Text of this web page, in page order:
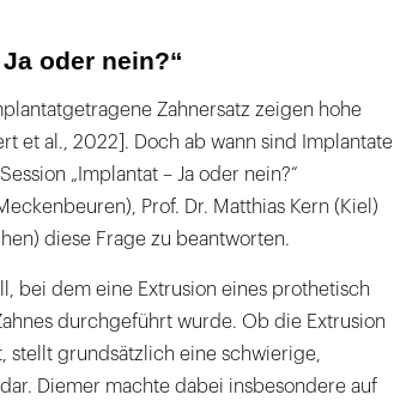
oder nein?“
Zahnersatz zeigen hohe
et al., 2022]. Doch ab wann sind Implantate
„Implantat – Ja oder nein?“
Prof. Dr. Matthias Kern (Kiel)
diese Frage zu beantworten.
bei dem eine Extrusion eines prothetisch
durchgeführt wurde. Ob die Extrusion
stellt grundsätzlich eine schwierige,
Diemer machte dabei insbesondere auf